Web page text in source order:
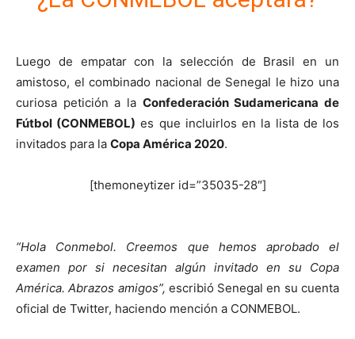
Luego de empatar con la selección de Brasil en un
amistoso, el combinado nacional de Senegal le hizo una
curiosa petición a la Confederación Sudamericana de
Fútbol (CONMEBOL) es que incluirlos en la lista de los
invitados para la Copa América 2020.
[themoneytizer id=”35035-28″]
“Hola Conmebol. Creemos que hemos aprobado el
examen por si necesitan algún invitado en su Copa
América. Abrazos amigos”, escribió Senegal en su cuenta
oficial de Twitter, haciendo mención a CONMEBOL.